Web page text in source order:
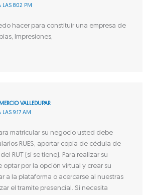
LAS 8:02 PM
hacer para constituir una empresa de
Impresiones,
VALLEDUPAR
9:17 AM
matricular su negocio usted debe
RUES, aportar copia de cédula de
RUT (si se tiene). Para realizar su
por la opción virtual y crear su
a la plataforma o acercarse al nuestras
el tramite presencial. Si necesita